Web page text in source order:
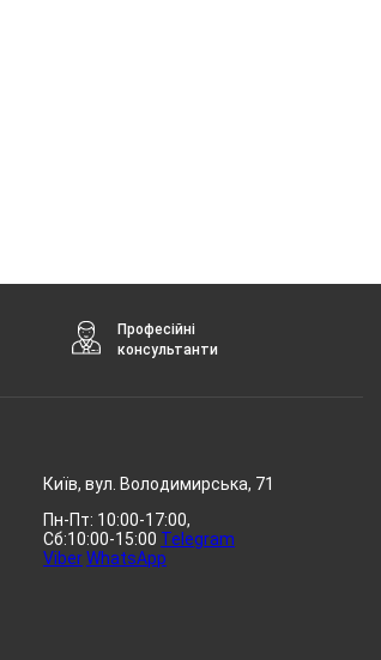
Професійні
консультанти
Київ, вул. Володимирська, 71
Пн-Пт: 10:00-17:00,
Сб:10:00-15:00 Telegram
ViberWhatsApp